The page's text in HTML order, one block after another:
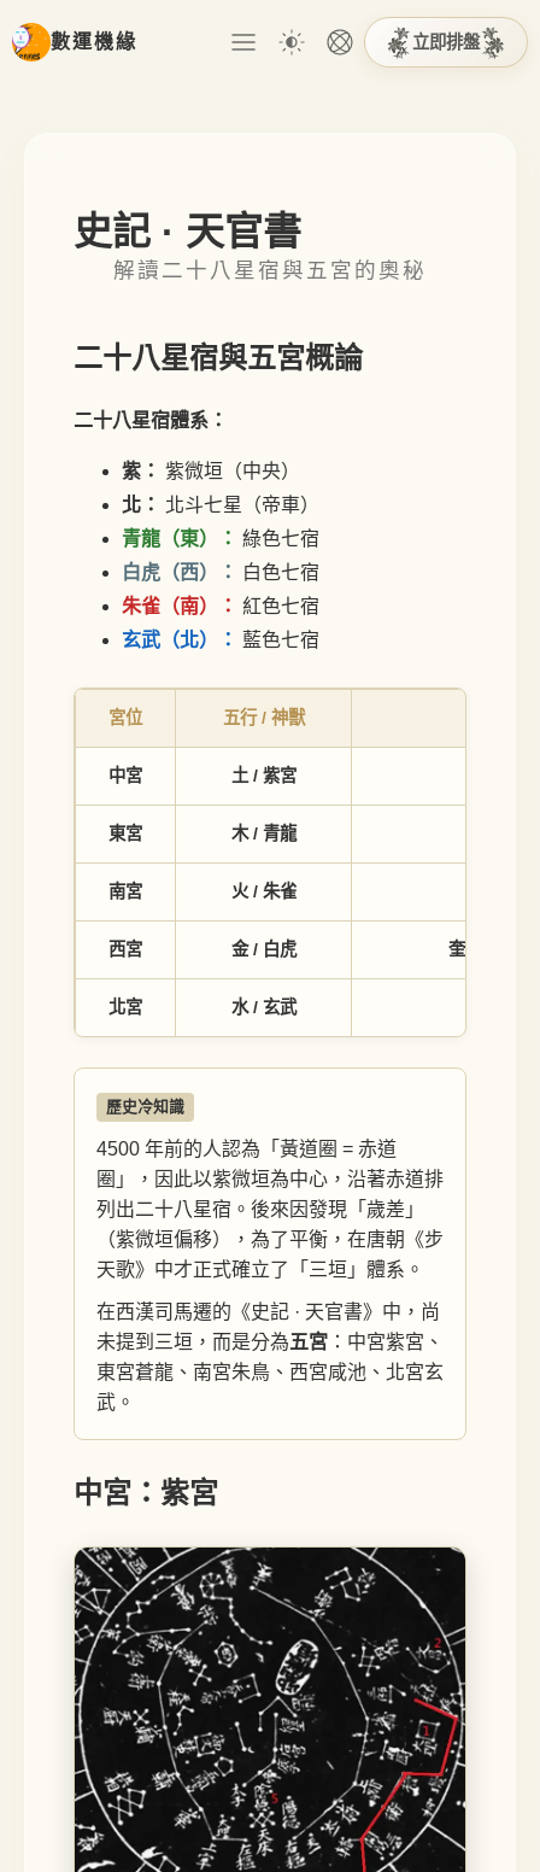
數運機緣 立即排盤
史記 · 天官書
解讀二十八星宿與五宮的奧秘
二十八星宿與五宮概論
二十八星宿體系：
紫： 紫微垣（中央）
北：
北斗七星（帝車）
青龍（東）： 綠色七宿
白虎（西）：
白色七宿
朱雀（南）： 紅色七宿
玄武（北）：
藍色七宿
宮位 五行 / 神獸
中宮 土 / 紫宮
東宮 木 / 青龍
南宮 火 / 朱雀
西宮 金 / 白虎 奎、婁、胃
北宮 水 / 玄武
歷史冷知識
4500 年前的人認為「黃道圈 = 赤道
圈」，因此以紫微垣為中心，沿著赤道排
列出二十八星宿。後來因發現「歲差」
（紫微垣偏移），為了平衡，在唐朝《步
天歌》中才正式確立了「三垣」體系。
在西漢司馬遷的《史記 · 天官書》中，尚
未提到三垣，而是分為五宮 ：中宮紫宮、
東宮蒼龍、南宮朱鳥、西宮咸池、北宮玄
武。
中宮：紫宮